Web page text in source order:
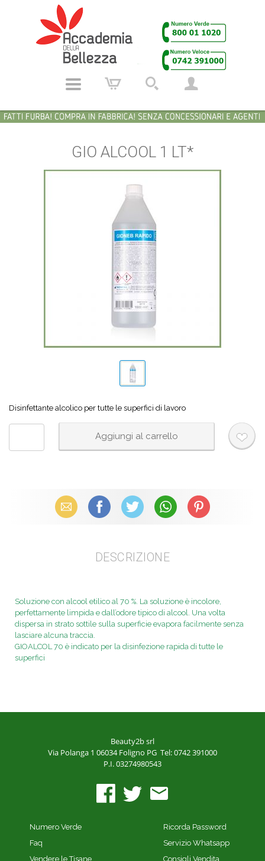
GIO ALCOOL 1 LT*
Disinfettante alcolico per tutte le superfici di lavoro
Email Facebook X (Twitter) WhatsAppPinterest
DESCRIZIONE
Soluzione con alcool etilico al 70 %. La soluzione è incolore,
perfettamente limpida e dall’odore tipico di alcool. Una volta
dispersa in strato sottile sulla superficie evapora facilmente senza
lasciare alcuna traccia.
GIOALCOL 70 è indicato per la disinfezione rapida di tutte le
superfici
Beauty2b srl
Via Polanga 1 06034 Foligno PG Tel: 0742 391000
P.I. 03274980543
Numero Verde
Faq
Vendere le Tisane
Ricorda Password
Servizio Whatsapp
Consigli Vendita